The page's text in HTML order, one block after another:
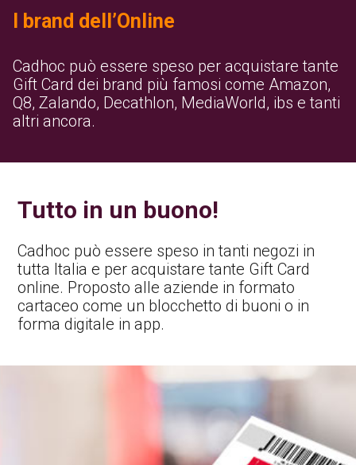
I brand dell’Online
Cadhoc può essere speso per acquistare tante
Gift Card dei brand più famosi come Amazon,
Q8, Zalando, Decathlon, MediaWorld, ibs e tanti
altri ancora.
Tutto in un buono!
Cadhoc può essere speso in tanti negozi in
tutta Italia e per acquistare tante Gift Card
online. Proposto alle aziende in formato
cartaceo come un blocchetto di buoni o in
forma digitale in app.